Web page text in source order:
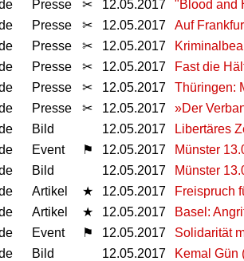
Presse ✂ 12.05.2017
"Blood and
Presse ✂ 12.05.2017
Auf
Presse ✂ 12.05.2017
Presse ✂ 12.05.2017
Fast die
Presse ✂ 12.05.2017
Thüringen:
Presse ✂ 12.05.2017
»Der
Bild 12.05.2017
Libertäres
Event ⚑ 12.05.2017
Münster
Bild 12.05.2017
Münster
Artikel ★ 12.05.2017
Freispruch
Artikel ★ 12.05.2017
Basel:
Event ⚑ 12.05.2017
Solidarität
Bild 12.05.2017
Kemal Gün